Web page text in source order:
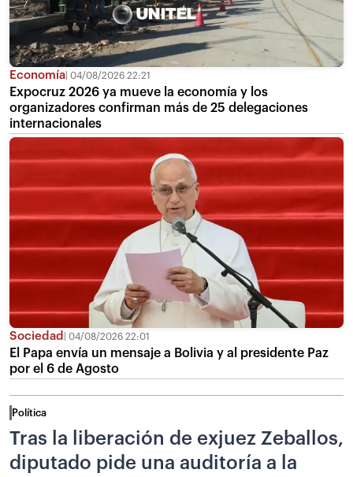
Economía 04/08/2026 22:21
Expocruz 2026 ya mueve la economía y los
organizadores confirman más de 25 delegaciones
internacionales
Sociedad 04/08/2026 22:01
El Papa envía un mensaje a Bolivia y al presidente Paz
por el 6 de Agosto
Política
Tras la liberación de exjuez Zeballos,
diputado pide una auditoría a la